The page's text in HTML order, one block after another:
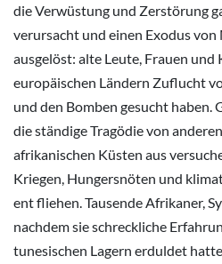
die Verwüstung und Zerstörung
verursacht und einen Exodus
ausgelöst: alte Leute, Frauen und
europäischen Ländern Zuflucht
und den Bomben gesucht
die ständige Tragödie von
afrikanischen Küsten aus
Kriegen, Hungersnöten und
ent fliehen. Tausende Afrikaner,
nachdem sie schreckliche
tunesischen Lagern erduldet